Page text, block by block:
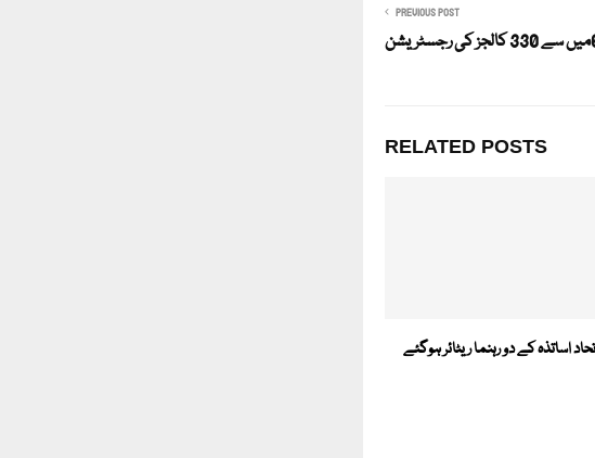
PREVIOUS POST
RELATED POSTS
اساتذہ کے دو رہنما ریٹائر ہوگئے